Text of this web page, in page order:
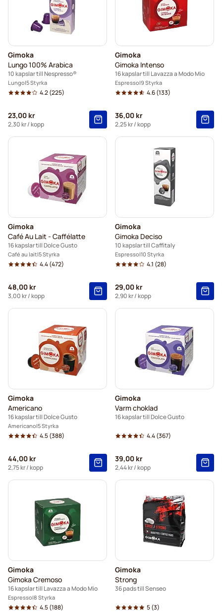
Gimoka
Lungo 100% Arabica
10 kapslar till Nespresso®
Lungo 5 Styrka
4.2(225)
23,00 kr
2,30 kr/ kopp
Gimoka
Gimoka Intenso
16 kapslar till Lavazza a Modo Mio
Espresso 9 Styrka
4.6(133)
36,00 kr
2,25 kr/ kopp
Gimoka
Café Au Lait - Caffélatte
16 kapslar till Dolce Gusto
Café au lait 5 Styrka
4.4(472)
48,00 kr
3,00 kr/ kopp
Gimoka
Gimoka Deciso
10 kapslar till Caffitaly
Espresso 10 Styrka
4.1 (28)
29,00 kr
2,90 kr/ kopp
Gimoka
Americano
16 kapslar till Dolce Gusto
Americano 5 Styrka
4.5(388)
44,00 kr
2,75 kr/ kopp
Gimoka
Varm choklad
16 kapslar till Dolce Gusto
4.4(367)
39,00 kr
2,44 kr/ kopp
Gimoka
Gimoka Cremoso
16 kapslar till Lavazza a Modo Mio
Espresso 8 Styrka
4.5(188)
Gimoka
Strong
36 pads till Senseo
5(3)